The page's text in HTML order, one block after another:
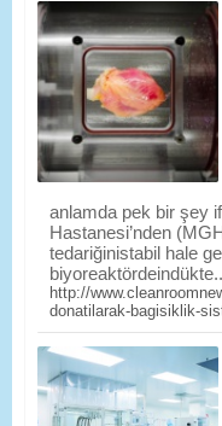
anlamda pek bir şey
Hastanesi’nden
tedariğinistabil hale
http://
donatilarak-bagisiklik-